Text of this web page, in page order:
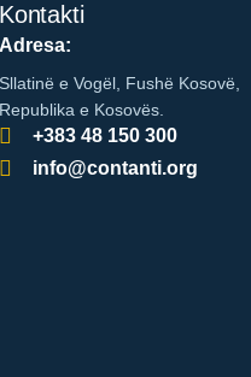
Kontakti
Adresa:
Sllatinë e Vogël, Fushë Kosovë,
Republika e Kosovës.
+383 48 150 300
info@contanti.org